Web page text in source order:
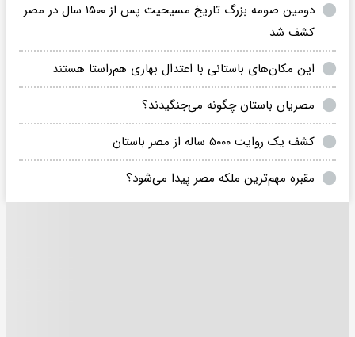
دومین صومه بزرگ تاریخ مسیحیت پس از ۱۵۰۰ سال در مصر
کشف شد
این مکان‌های باستانی با اعتدال بهاری هم‌راستا هستند
مصریان باستان چگونه می‌جنگیدند؟
کشف یک روایت ۵۰۰۰ ساله از مصر باستان
مقبره مهم‌ترین ملکه مصر پیدا می‌شود؟